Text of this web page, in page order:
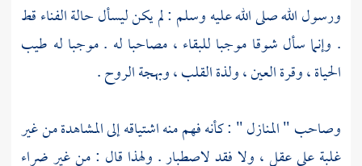
ورسول الله صلى الله عليه وسلم : لم يكن ليسأل حالة الفناء قط
. وإنما سأل شوقا موجبا للبقاء ، مصاحبا له . موجبا له طيب
الحياة ، وقرة العين ، ولذة القلب ، وبهجة الروح .
وصاحب " المنازل " : كأنه فهم منه اشتياقه إلى المشاهدة من غير
غلبة على عقل ، ولا فقد لاصطبار . ولهذا قال : من غير ضراء